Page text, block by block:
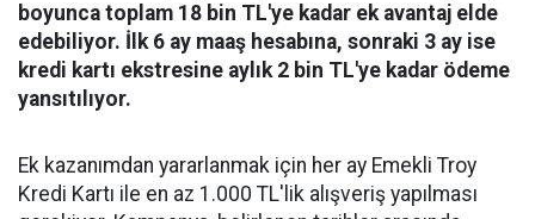
boyunca toplam 18 bin TL'ye kadar ek avantaj elde
edebiliyor. İlk 6 ay maaş hesabına, sonraki 3 ay ise
kredi kartı ekstresine aylık 2 bin TL'ye kadar ödeme
yansıtılıyor.
Ek kazanımdan yararlanmak için her ay Emekli Troy
Kredi Kartı ile en az 1.000 TL'lik alışveriş yapılması